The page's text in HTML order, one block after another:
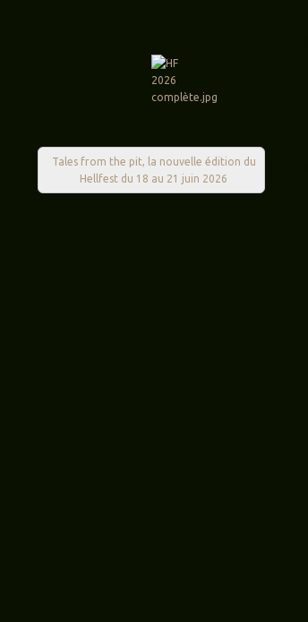
Tales from the pit, la nouvelle édition du
Hellfest du 18 au 21 juin 2026